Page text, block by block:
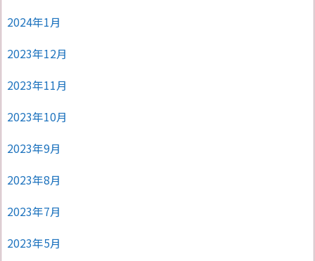
2024年1月
2023年12月
2023年11月
2023年10月
2023年9月
2023年8月
2023年7月
2023年5月